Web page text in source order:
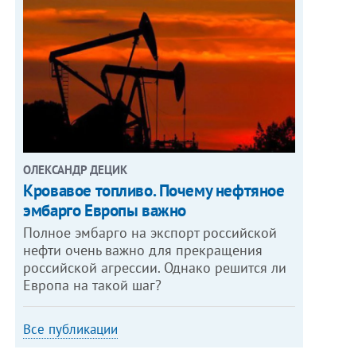
ОЛЕКСАНДР ДЕЦИК
Кровавое топливо. Почему нефтяное
эмбарго Европы важно
Полное эмбарго на экспорт российской
нефти очень важно для прекращения
российской агрессии. Однако решится ли
Европа на такой шаг?
Все публикации